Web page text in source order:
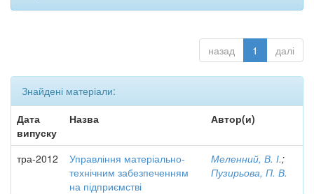
назад 1 далі
Знайдені матеріали:
Дата
випуску
Назва Автор(и)
тра-2012
Управління матеріально-
технічним забезпеченням
на підприємстві
Меленний, В. І.;
Пузирьова, П. В.